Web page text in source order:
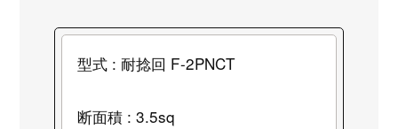
型式 : 耐捻回 F-2PNCT
断面積 : 3.5sq